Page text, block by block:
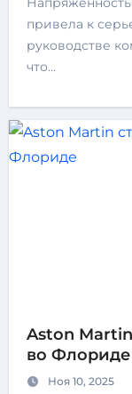
привела к
руководстве
что…
Aston
во Флориде
Ноя 10, 2025